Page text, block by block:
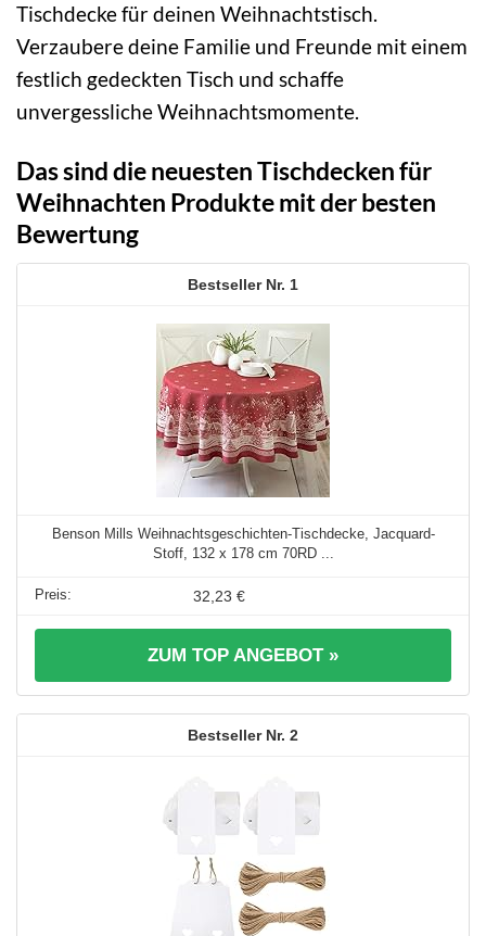
Tischdecke für deinen Weihnachtstisch.
Verzaubere deine Familie und Freunde mit einem
festlich gedeckten Tisch und schaffe
unvergessliche Weihnachtsmomente.
Das sind die neuesten Tischdecken für
Weihnachten Produkte mit der besten
Bewertung
1
Benson Mills Weihnachtsgeschichten-Tischdecke, Jacquard-
Stoff, 132 x 178 cm 70RD ...
32,23 €
ZUM TOP ANGEBOT »
2